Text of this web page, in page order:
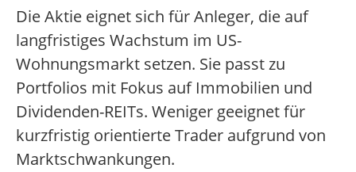
Die Aktie eignet sich für Anleger, die auf
langfristiges Wachstum im US-
Wohnungsmarkt setzen. Sie passt zu
Portfolios mit Fokus auf Immobilien und
Dividenden-REITs. Weniger geeignet für
kurzfristig orientierte Trader aufgrund von
Marktschwankungen.